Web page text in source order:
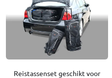
Reistassenset geschikt voor